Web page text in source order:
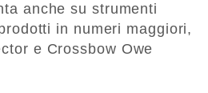
anche su strumenti
in numeri maggiori,
e Crossbow Owe